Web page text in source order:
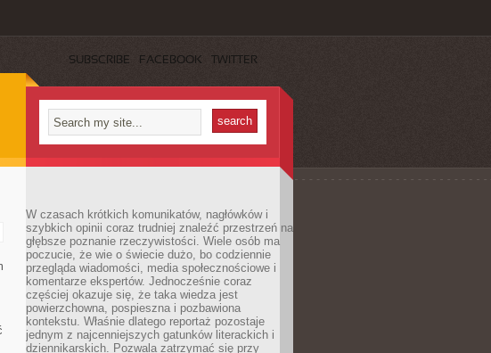
SUBSCRIBE FACEBOOK TWITTER
W czasach krótkich komunikatów, nagłówków i
szybkich opinii coraz trudniej znaleźć przestrzeń na
głębsze poznanie rzeczywistości. Wiele osób ma
poczucie, że wie o świecie dużo, bo codziennie
przegląda wiadomości, media społecznościowe i
komentarze ekspertów. Jednocześnie coraz
częściej okazuje się, że taka wiedza jest
powierzchowna, pospieszna i pozbawiona
kontekstu. Właśnie dlatego reportaż pozostaje
jednym z najcenniejszych gatunków literackich i
dziennikarskich. Pozwala zatrzymać się przy